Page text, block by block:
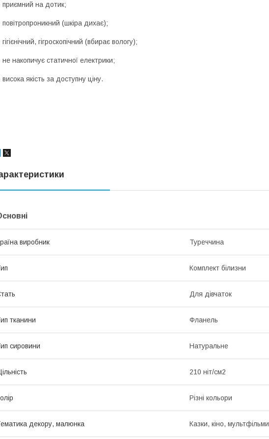
приємний на дотик;
повітропроникний (шкіра дихає);
гігієнічний, гігроскопічний (вбирає вологу);
не накопичує статичної електрики;
висока якість за доступну ціну.
виробник Туреччина
Комплект білизни
Для дівчаток
тканини Фланель
сировини Натуральне
210 ніт/см2
Різні кольори
декору, малюнка Казки, кіно, мультфільми